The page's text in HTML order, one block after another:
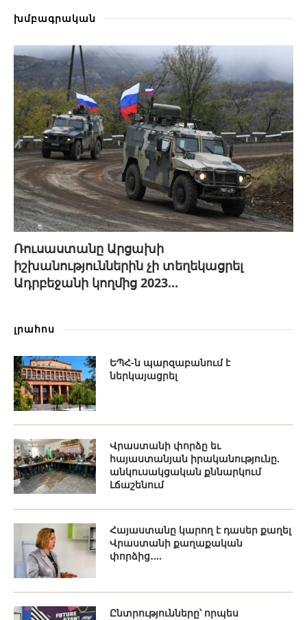
խմբագրական
Ռուսաստանը Արցախի
իշխանություններին չի տեղեկացրել
Ադրբեջանի կողմից 2023...
լրահոս
ԵՊՀ-ն պարզաբանում է
ներկայացրել
Վրաստանի փորձը եւ
հայաստանյան իրականությունը.
անկուսակցական քննարկում
Լճաշենում
Հայաստանը կարող է դասեր քաղել
Վրաստանի քաղաքական
փորձից․...
Ընտրությունները՝ որպես